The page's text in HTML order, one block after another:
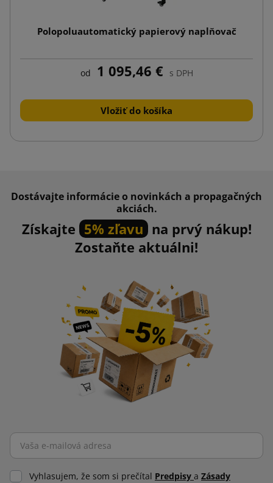
Polopoluautomatický papierový naplňovač
od 1 095,46 € s DPH
Vložiť do košíka
Dostávajte informácie o novinkách a propagačných
akciách.
Získajte 5% zľavu na prvý nákup!
Zostaňte aktuálni!
Vyhlasujem, že som si prečítal Predpisy a Zásady